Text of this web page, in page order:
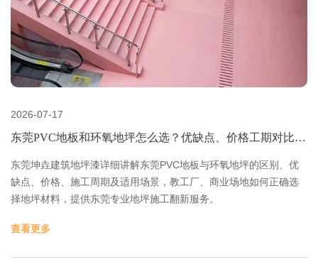
2026-07-17
东莞PVC地板和环氧地坪怎么选？优缺点、价格工期对比指
东莞坤垚建筑地坪漆详细讲解东莞PVC地板与环氧地坪的区别、优
缺点、价格、施工周期及适用场景，教工厂、商业场地如何正确选
择地坪材料，提供东莞专业地坪施工翻新服务。
查看更多